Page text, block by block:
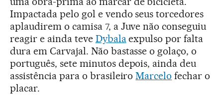
Impactada pelo gol e vendo seus torcedores
aplaudirem o camisa 7, a Juve não conseguiu
reagir e ainda teve Dybalaexpulso por falta
dura em Carvajal. Não bastasse o golaço, o
português, sete minutos depois, ainda deu
assistência para o brasileiroMarcelo fechar o
placar.